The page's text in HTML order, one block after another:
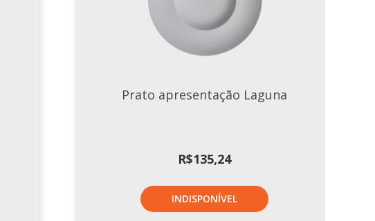
Prato apresentação Laguna
R$135,24
INDISPONÍVEL